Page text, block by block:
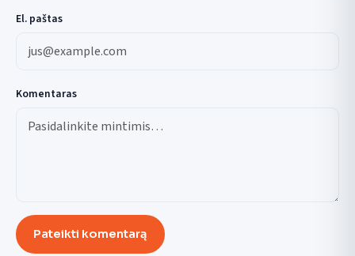
El. paštas
Komentaras
Pateikti komentarą